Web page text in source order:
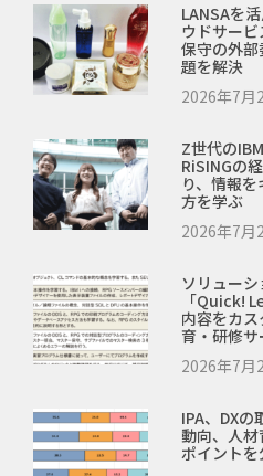
LANSAを
ウドサー
保守の外
題を解決
2026年7月
Z世代の
RiSINGの
り、情報
方を学ぶ
2026年7月
ソリュー
「Quick!
内容をカ
育・研修サ
2026年7月
IPA、DXの
動向、人
ポイントを